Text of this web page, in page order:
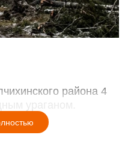
района 4
ураганом.